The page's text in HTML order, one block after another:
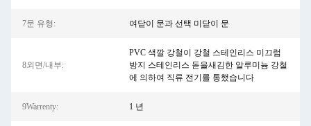
7문 유형: 여닫이 문과 선택 미닫이 문
8외면/내부:
PVC 색깔 강철이 강철 스테인리스 미끄럼
방지 스테인리스 돋을새김한 알루미늄 강철
에 의하여 직류 전기를 통했습니다
9Warrenty: 1 년